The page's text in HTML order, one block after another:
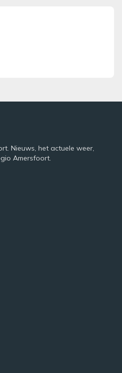
Nieuws, het actuele weer,
Amersfoort.